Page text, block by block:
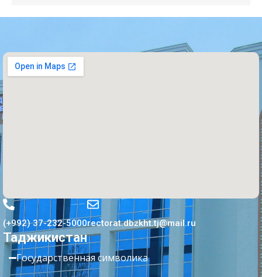
(+992) 37-232-5000rectorat.dbzkht.tj@mail.ru
Таджикистан
Государственная символика